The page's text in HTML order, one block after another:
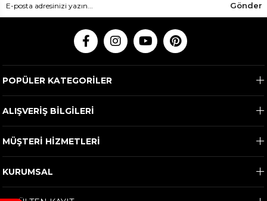
Gönder
POPÜLER KATEGORİLER
ALIŞVERİŞ BİLGİLERİ
MÜŞTERİ HİZMETLERİ
KURUMSAL